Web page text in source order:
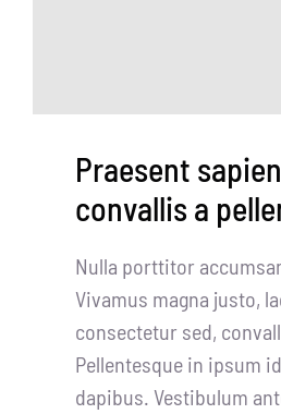
Praesent
convallis a
Nulla porttitor
Vivamus magna justo,
consectetur sed,
Pellentesque in ipsum
dapibus. Vestibulum